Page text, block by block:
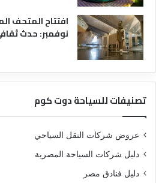
افتتاح المتحف
نوفمبر: حدث
تصنيفات للسياحة دوت كوم
عروض شركات النقل السياحي
دليل شركات السياحة المصرية
دليل فنادق مصر